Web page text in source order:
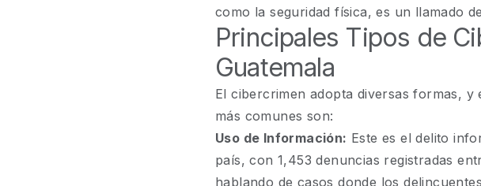
como la seguridad física, es un llamado
Principales Tipos de
Guatemala
El cibercrimen adopta diversas formas, y
más comunes son:
Uso de Información: Este es el delito
país, con 1,453 denuncias registradas
hablando de casos donde los